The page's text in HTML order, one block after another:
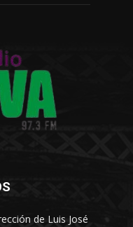
de Luis José